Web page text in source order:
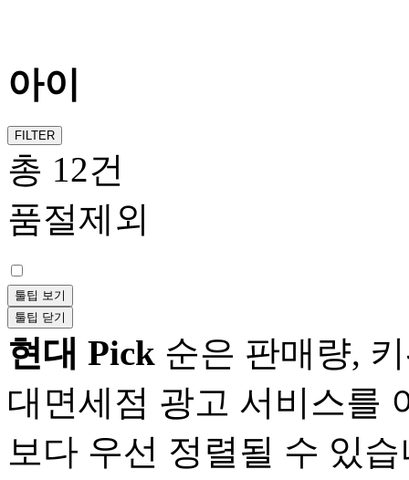
아이
FILTER
총 12건
품절제외
툴팁 보기
툴팁 닫기
현대 Pick 순은 판매량,
대면세점 광고 서비스를
보다 우선 정렬될 수 있